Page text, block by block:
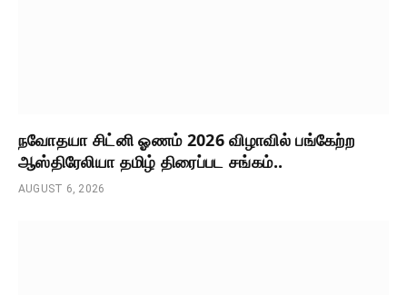
நவோதயா சிட்னி ஓணம் 2026 விழாவில் பங்கேற்ற
ஆஸ்திரேலியா தமிழ் திரைப்பட சங்கம்..
AUGUST 6, 2026